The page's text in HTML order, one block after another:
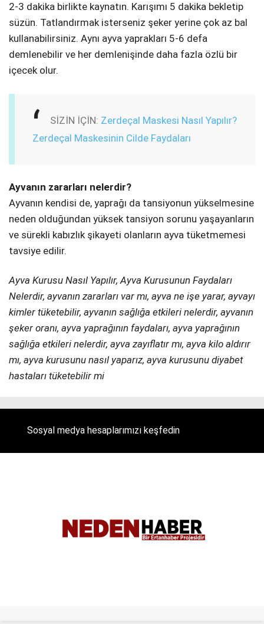
2-3 dakika birlikte kaynatın. Karışımı 5 dakika bekletip
süzün. Tatlandırmak isterseniz şeker yerine çok az bal
kullanabilirsiniz. Aynı ayva yaprakları 5-6 defa
demlenebilir ve her demlenişinde daha fazla özlü bir
içecek olur.
SİZİN İÇİN: Zerdeçal Maskesi Nasıl Yapılır?
Zerdeçal Maskesinin Cilde Faydaları
Ayvanın zararları nelerdir?
Ayvanın kendisi de, yaprağı da tansiyonun yükselmesine
neden olduğundan yüksek tansiyon sorunu yaşayanların
ve sürekli kabızlık şikayeti olanların ayva tüketmemesi
tavsiye edilir.
Ayva Kurusu Nasıl Yapılır, Ayva Kurusunun Faydaları
Nelerdir, ayvanın zararları var mı, ayva ne işe yarar, ayvayı
kimler tüketebilir, ayvanın sağlığa etkileri nelerdir, ayvanın
şeker oranı, ayva yaprağının faydaları, ayva yaprağının
sağlığa etkileri nelerdir, ayva zayıflatır mı, ayva kilo aldırır
mı, ayva kurusunu nasıl yaparız, ayva kurusunu diyabet
hastaları tüketebilir mi
Sosyal medya hesaplarımızı keşfedin